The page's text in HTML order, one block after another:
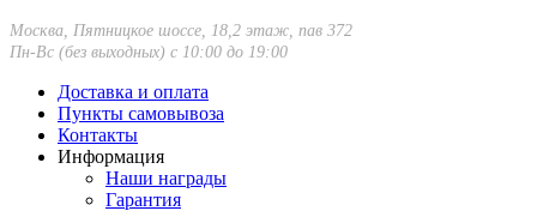
Москва, Пятницкое шоссе, 18,2 этаж, пав 372
Пн-Вс (без выходных) с 10:00 до 19:00
Доставка и оплата
Пункты самовывоза
Контакты
Информация
Наши награды
Гарантия